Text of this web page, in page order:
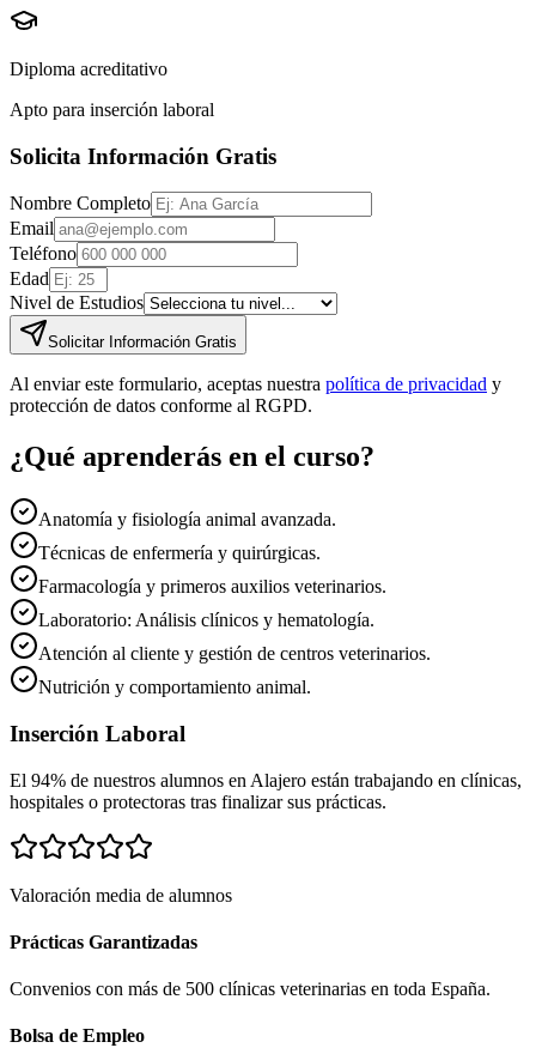
Diploma acreditativo
Apto para inserción laboral
Solicita Información Gratis
Nombre Completo
Email
Teléfono
Edad
Nivel de Estudios
Solicitar Información Gratis
Al enviar este formulario, aceptas nuestra política de privacidad y
protección de datos conforme al RGPD.
¿Qué aprenderás en el curso?
Anatomía y fisiología animal avanzada.
Técnicas de enfermería y quirúrgicas.
Farmacología y primeros auxilios veterinarios.
Laboratorio: Análisis clínicos y hematología.
Atención al cliente y gestión de centros veterinarios.
Nutrición y comportamiento animal.
Inserción Laboral
El 94% de nuestros alumnos en Alajero están trabajando en clínicas,
hospitales o protectoras tras finalizar sus prácticas.
Valoración media de alumnos
Prácticas Garantizadas
Convenios con más de 500 clínicas veterinarias en toda España.
Bolsa de Empleo